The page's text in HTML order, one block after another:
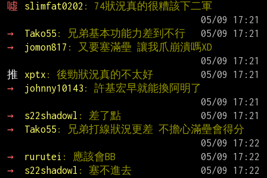
噓
slimfat0202 : 74狀況真的很糟該下二軍
→
Tako55 : 兄弟基本功能力差到不行
→
jomon817 : 又要塞滿壘 讓我爪崩潰嗎XD
推
xptx : 後勁狀況真的不太好
→
johnny10143 : 許基宏早就能換阿明了
→
s22shadowl : 差了點
→
Tako55 : 兄弟打線狀況更差 不擔心滿壘會得分
→
rurutei : 應該會BB
→
s22shadowl : 塞不進去